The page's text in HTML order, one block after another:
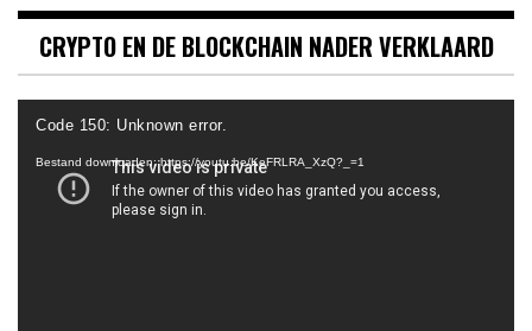
CRYPTO EN DE BLOCKCHAIN NADER VERKLAARD
Code 150: Unknown error.
Bestand downloaden: https://youtu.be/KeFRLRA_XzQ?_=1